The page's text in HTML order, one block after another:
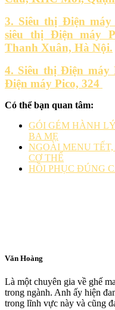
3. Siêu thị Điện
siêu thị Điện máy
Thanh Xuân, Hà Nội.
4. Siêu thị Điện máy
Điện máy Pico, 324
Có thể bạn quan tâm:
GÓI GÉM HÀNH
BA MẸ
NGOÀI MENU
CƠ THỂ
HỒI PHỤC ĐÚNG
Văn Hoàng
Là một chuyên gia về ghế
trong ngành. Anh ấy hiện
trong lĩnh vực này và cũng